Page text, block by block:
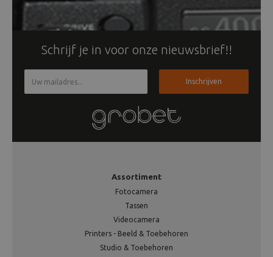
Schrijf je in voor onze nieuwsbrief!!
Inschrijven
Assortiment
Fotocamera
Tassen
Videocamera
Printers - Beeld & Toebehoren
Studio & Toebehoren